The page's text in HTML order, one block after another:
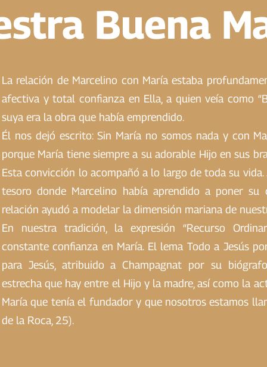
Buena
La relación de Marcelino con María estaba
afectiva y total confianza en Ella, a quien veía como
suya era la obra que había emprendido.
Él nos dejó escrito: Sin María no somos nada y con
porque María tiene siempre a su adorable Hijo en sus
Esta convicción lo acompañó a lo largo de toda su vida.
tesoro donde Marcelino había aprendido a poner su
relación ayudó a modelar la dimensión mariana de
En nuestra tradición, la expresión “Recurso
constante confianza en María. El lema Todo a Jesús
para Jesús, atribuido a Champagnat por su
estrecha que hay entre el Hijo y la madre, así como la
María que tenía el fundador y que nosotros estamos
de la Roca, 25).